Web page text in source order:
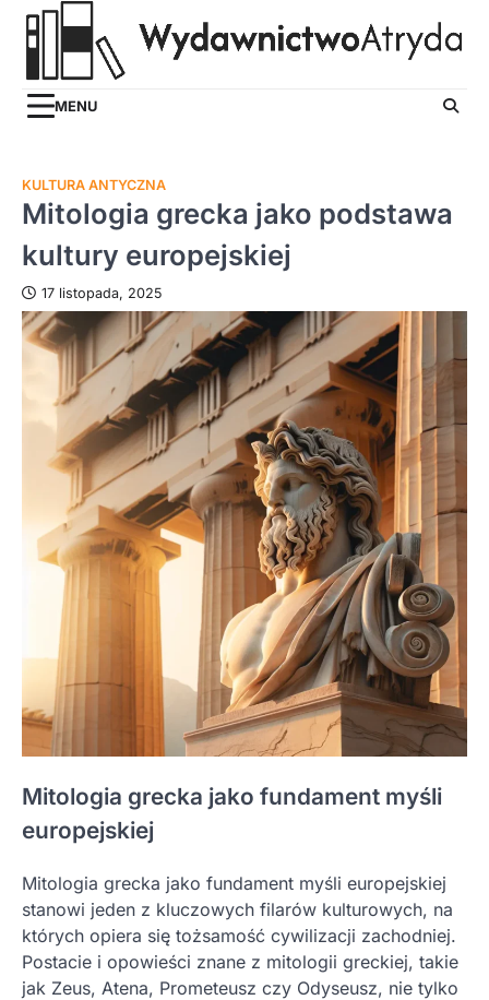
Skip
MENU
KULTURA ANTYCZNA
Mitologia grecka jako podstawa
kultury europejskiej
17 listopada, 2025
Mitologia grecka jako fundament myśli
europejskiej
Mitologia grecka jako fundament myśli europejskiej
stanowi jeden z kluczowych filarów kulturowych, na
których opiera się tożsamość cywilizacji zachodniej.
Postacie i opowieści znane z mitologii greckiej, takie
jak Zeus, Atena, Prometeusz czy Odyseusz, nie tylko